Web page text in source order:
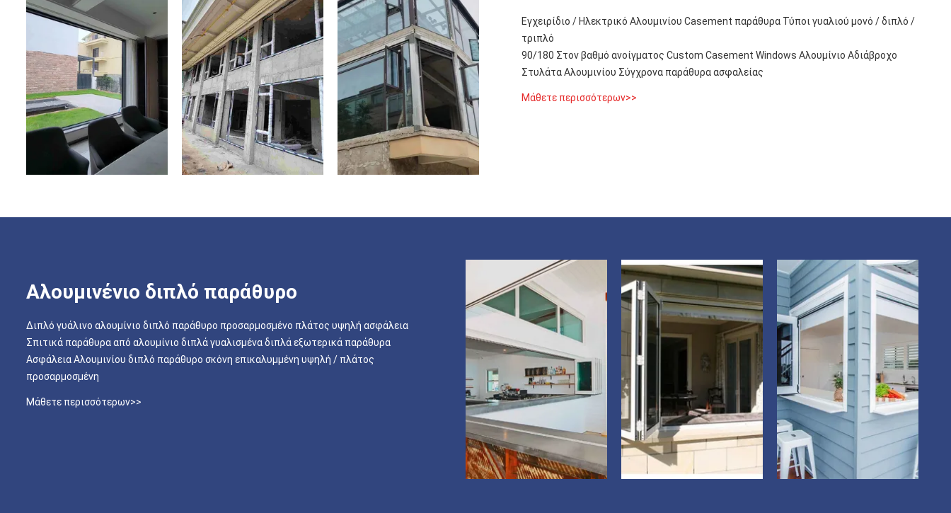
Εγχειρίδιο / Ηλεκτρικό Αλουμινίου Casement παράθυρα Τύποι γυαλιού μονό / διπλό /
τριπλό
90/180 Στον βαθμό ανοίγματος Custom Casement Windows Αλουμίνιο Αδιάβροχο
Στυλάτα Αλουμινίου Σύγχρονα παράθυρα ασφαλείας
Μάθετε περισσότερων>>
Αλουμινένιο διπλό παράθυρο
Διπλό γυάλινο αλουμίνιο διπλό παράθυρο προσαρμοσμένο πλάτος υψηλή ασφάλεια
Σπιτικά παράθυρα από αλουμίνιο διπλά γυαλισμένα διπλά εξωτερικά παράθυρα
Ασφάλεια Αλουμινίου διπλό παράθυρο σκόνη επικαλυμμένη υψηλή / πλάτος
προσαρμοσμένη
Μάθετε περισσότερων>>